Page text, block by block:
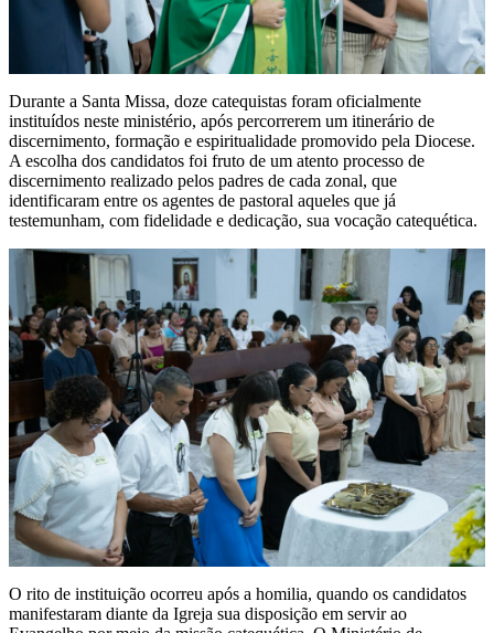
Durante a Santa Missa, doze catequistas foram oficialmente
instituídos neste ministério, após percorrerem um itinerário de
discernimento, formação e espiritualidade promovido pela Diocese.
A escolha dos candidatos foi fruto de um atento processo de
discernimento realizado pelos padres de cada zonal, que
identificaram entre os agentes de pastoral aqueles que já
testemunham, com fidelidade e dedicação, sua vocação catequética.
O rito de instituição ocorreu após a homilia, quando os candidatos
manifestaram diante da Igreja sua disposição em servir ao